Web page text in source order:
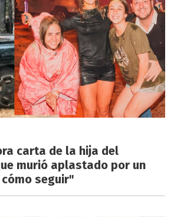
carta de la hija del
murió aplastado por un
seguir"